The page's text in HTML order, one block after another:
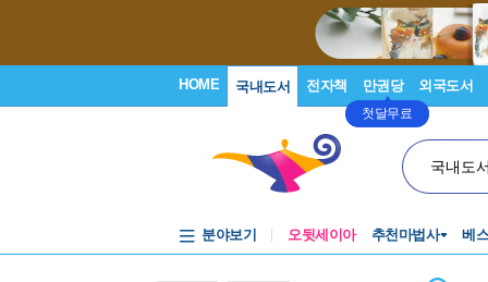
HOME 국내도서 전자책 만권당
첫달무료
외국도서
국내도
분야보기 오뒷세이아 추천마법사 베